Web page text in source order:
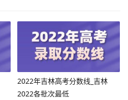
2022年吉林高考分数线_吉林
2022各批次最低